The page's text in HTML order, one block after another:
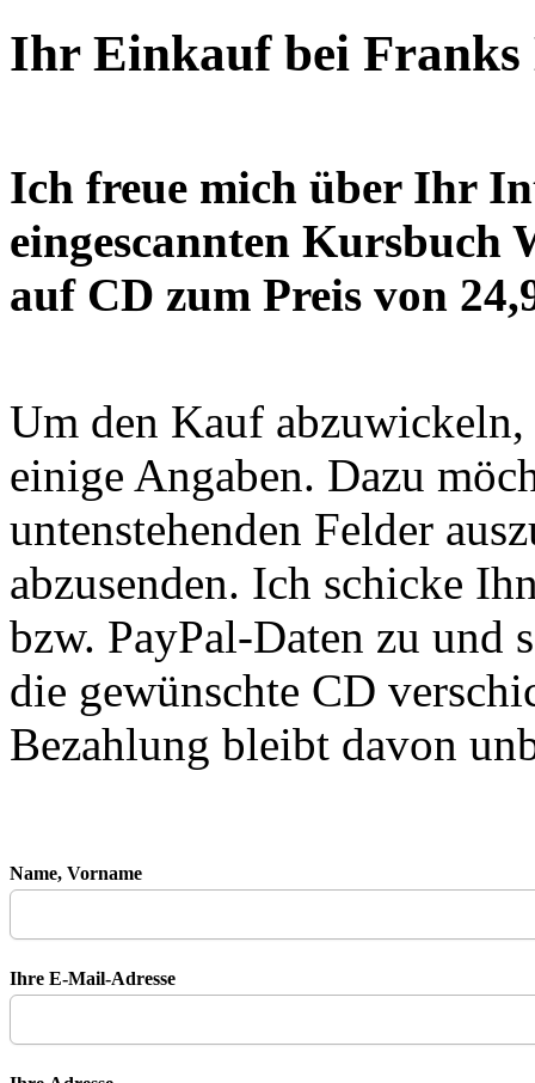
Ihr Einkauf bei Franks
Ich freue mich über Ihr
eingescannten Kursbuch
auf CD zum Preis von
Um den Kauf
einige Angaben. Dazu
untenstehenden Felder
abzusenden. Ich schicke
bzw. PayPal-Daten zu und
die gewünschte CD
Bezahlung bleibt davon
Name, Vorname
Ihre E-Mail-Adresse